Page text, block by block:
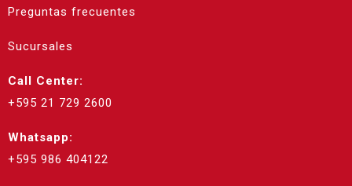
Preguntas frecuentes
Sucursales
Call Center:
+595 21 729 2600
Whatsapp:
+595 986 404122